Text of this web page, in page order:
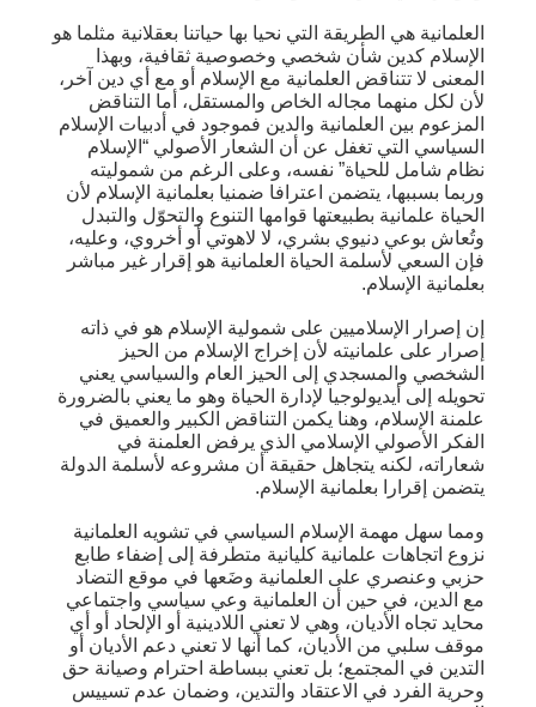
العلمانية هي الطريقة التي نحيا بها حياتنا بعقلانية مثلما هو
الإسلام كدين شأن شخصي وخصوصية ثقافية، وبهذا
المعنى لا تتناقض العلمانية مع الإسلام أو مع أي دين آخر،
لأن لكل منهما مجاله الخاص والمستقل، أما التناقض
المزعوم بين العلمانية والدين فموجود في أدبيات الإسلام
السياسي التي تغفل عن أن الشعار الأصولي “الإسلام
نظام شامل للحياة” نفسه، وعلى الرغم من شموليته
وربما بسببها، يتضمن اعترافا ضمنيا بعلمانية الإسلام لأن
الحياة علمانية بطبيعتها قوامها التنوع والتحوّل والتبدل
وتُعاش بوعي دنيوي بشري، لا لاهوتي أو أخروي، وعليه،
فإن السعي لأسلمة الحياة العلمانية هو إقرار غير مباشر
بعلمانية الإسلام.
إن إصرار الإسلاميين على شمولية الإسلام هو في ذاته
إصرار على علمانيته لأن إخراج الإسلام من الحيز
الشخصي والمسجدي إلى الحيز العام والسياسي يعني
تحويله إلى أيديولوجيا لإدارة الحياة وهو ما يعني بالضرورة
علمنة الإسلام، وهنا يكمن التناقض الكبير والعميق في
الفكر الأصولي الإسلامي الذي يرفض العلمنة في
شعاراته، لكنه يتجاهل حقيقة أن مشروعه لأسلمة الدولة
يتضمن إقرارا بعلمانية الإسلام.
ومما سهل مهمة الإسلام السياسي في تشويه العلمانية
نزوع اتجاهات علمانية كليانية متطرفة إلى إضفاء طابع
حزبي وعنصري على العلمانية وضَعها في موقع التضاد
مع الدين، في حين أن العلمانية وعي سياسي واجتماعي
محايد تجاه الأديان، وهي لا تعني اللادينية أو الإلحاد أو أي
موقف سلبي من الأديان، كما أنها لا تعني دعم الأديان أو
التدين في المجتمع؛ بل تعني ببساطة احترام وصيانة حق
وحرية الفرد في الاعتقاد والتدين، وضمان عدم تسييس